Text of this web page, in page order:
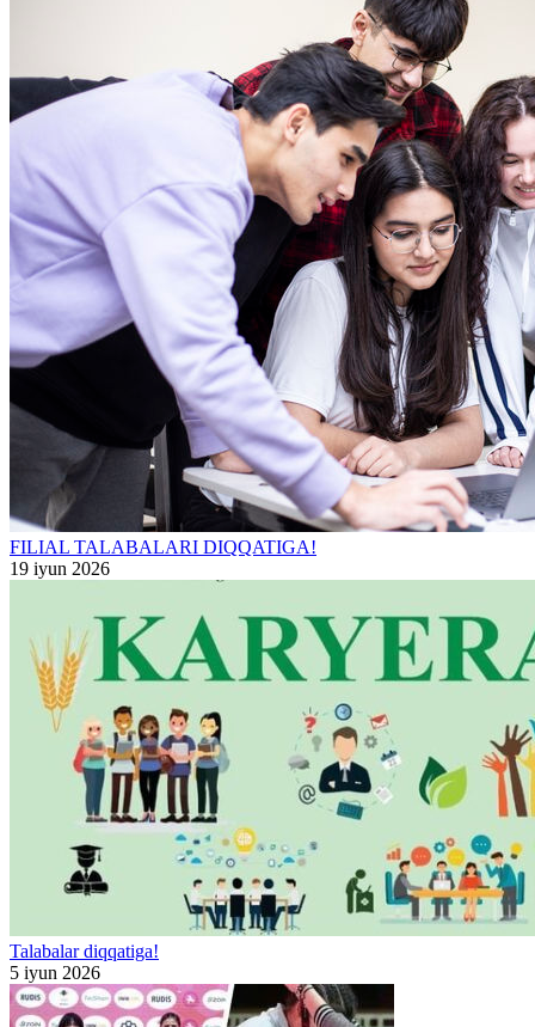
FILIAL TALABALARI DIQQATIGA!
19 iyun 2026
Talabalar diqqatiga!
5 iyun 2026